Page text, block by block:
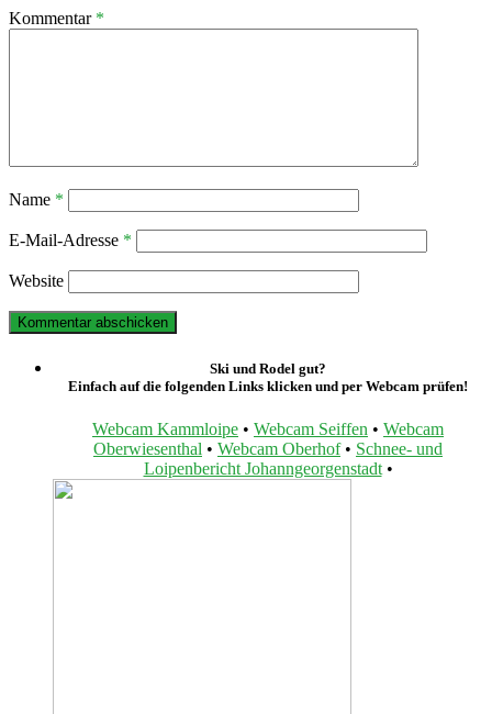
Kommentar *
Name *
E-Mail-Adresse *
Website
Ski und Rodel gut?
Einfach auf die folgenden Links klicken und per Webcam prüfen!
Webcam Kammloipe • Webcam Seiffen • Webcam
Oberwiesenthal • Webcam Oberhof• Schnee- und
Loipenbericht Johanngeorgenstadt•